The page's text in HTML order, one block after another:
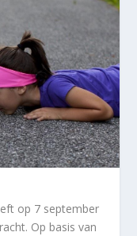
op 7 september
Op basis van